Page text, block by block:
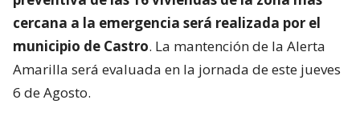
cercana a la emergencia será realizada por el
municipio de Castro. La mantención de la Alerta
Amarilla será evaluada en la jornada de este jueves
6 de Agosto.